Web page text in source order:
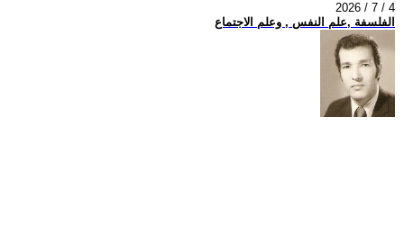
2026 / 7 / 4
الفلسفة ,علم النفس , وعلم الاجتماع